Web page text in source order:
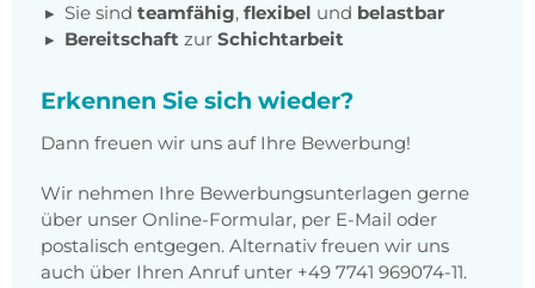
Sie sind teamfähig, flexibel und belastbar
Bereitschaft zur Schichtarbeit
Erkennen Sie sich wieder?
Dann freuen wir uns auf Ihre Bewerbung!
Wir nehmen Ihre Bewerbungsunterlagen gerne
über unser Online-Formular, per E-Mail oder
postalisch entgegen. Alternativ freuen wir uns
auch über Ihren Anruf unter +49 7741 969074-11.